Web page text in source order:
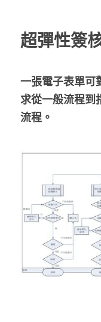
超彈性簽
一張電子表單可
求從一般流程到
流程。